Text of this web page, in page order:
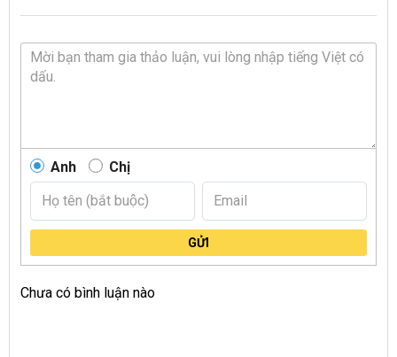
Anh Chị
GỬI
Chưa có bình luận nào